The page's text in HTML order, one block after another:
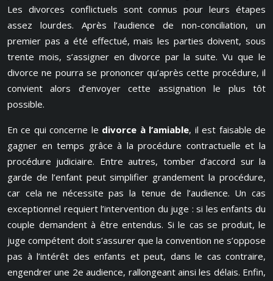
Les divorces conflictuels sont connus pour leurs étapes
assez lourdes. Après l’audience de non-conciliation, un
premier pas a été effectué, mais les parties doivent, sous
trente mois, s’assigner en divorce par la suite. Vu que le
divorce ne pourra se prononcer qu’après cette procédure, il
convient alors d’envoyer cette assignation le plus tôt
possible.
En ce qui concerne le divorce à l’amiable, il est faisable de
gagner en temps grâce à la procédure contractuelle et la
procédure judiciaire. Entre autres, tomber d’accord sur la
garde de l’enfant peut simplifier grandement la procédure,
car cela ne nécessite pas la tenue de l’audience. Un cas
exceptionnel requiert l’intervention du juge : si les enfants du
couple demandent à être entendus. Si le cas se produit, le
juge compétent doit s’assurer que la convention ne s’oppose
pas à l’intérêt des enfants et peut, dans le cas contraire,
engendrer une 2e audience, rallongeant ainsi les délais. Enfin,